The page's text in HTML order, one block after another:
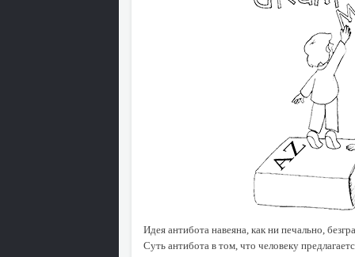
Идея антибота навеяна, как ни печально,
Суть антибота в том, что человеку